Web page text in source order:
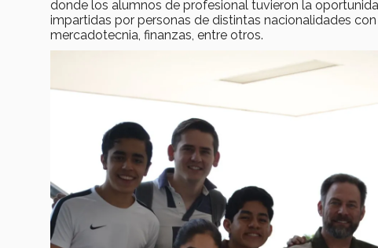
donde los alumnos de profesional tuvieron la
impartidas por personas de distintas nacionalidades
mercadotecnia, finanzas, entre otros.